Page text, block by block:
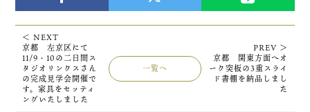
＜ NEXT
京都 左京区にて
11/9・10の二日間ス
タジオリンクスさん
の完成見学会開催で
す。家具をセッティ
ングいたしました
一覧へ
PREV ＞
京都 関東方面へオ
ーク突板の3重スライ
ド書棚を納品しまし
た